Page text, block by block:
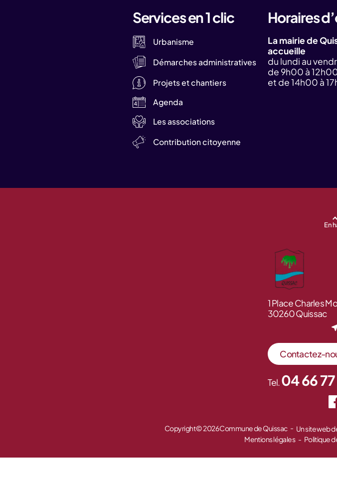
Services en 1 clic
Urbanisme
Démarches administratives
Projets et chantiers
Agenda
Les associations
Contribution citoyenne
Horaires
La mairie de
accueille
du lundi au
de 9h00 à
et de 14h00 à
En
1 Place Charles
30260 Quissac
Contactez-
Tel.04 66
Copyright © 2026 Commune de Quissac Un site web
Mentions légales
Politique